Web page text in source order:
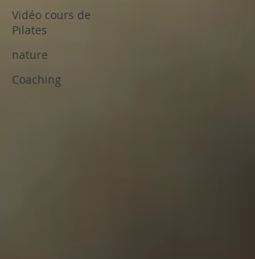
Vidéo cours de
Pilates
nature
Coaching